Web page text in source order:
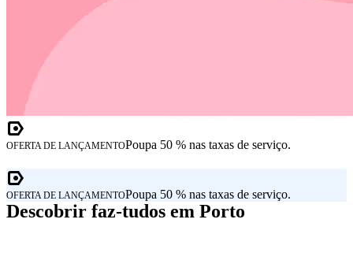
OFERTA DE LANÇAMENTOPoupa 50 % nas taxas de serviço.
OFERTA DE LANÇAMENTOPoupa 50 % nas taxas de serviço.
Descobrir faz-tudos em Porto